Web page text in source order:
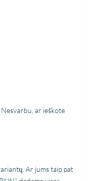
Nesvarbu, ar ieškote
Ar jums taip pat